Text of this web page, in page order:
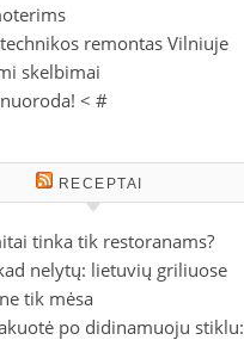
remontas Vilniuje
skelbimai
< #
RECEPTAI
tinka tik restoranams?
nelytų: lietuvių griliuose
tik mėsa
po didinamuoju stiklu: